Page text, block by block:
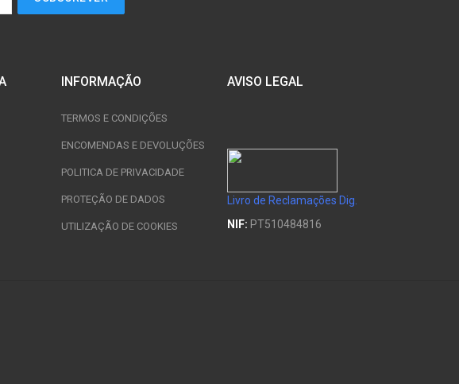
INFORMAÇÃO
TERMOS E CONDIÇÕES
ENCOMENDAS E DEVOLUÇÕES
POLITICA DE PRIVACIDADE
PROTEÇÃO DE DADOS
UTILIZAÇÃO DE COOKIES
AVISO LEGAL
Livro de Reclamações Dig.
NIF: PT510484816